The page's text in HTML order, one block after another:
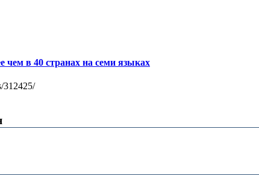
чем в 40 странах на семи языках
312425/